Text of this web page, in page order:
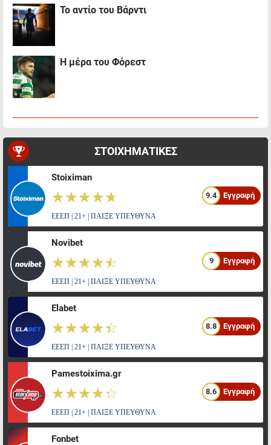
Το αντίο του Βάρντι
Η μέρα του Φόρεστ
ΣΤΟΙΧΗΜΑΤΙΚΕΣ
Stoiximan
☆☆☆☆☆
★★★★★ 9.4 Εγγραφή
ΕΕΕΠ | 21+ | ΠΑΙΞΕ ΥΠΕΥΘΥΝΑ
Novibet
☆☆☆☆☆
★★★★★ 9 Εγγραφή
ΕΕΕΠ | 21+ | ΠΑΙΞΕ ΥΠΕΥΘΥΝΑ
Elabet
☆☆☆☆☆
★★★★★ 8.8 Εγγραφή
ΕΕΕΠ | 21+ | ΠΑΙΞΕ ΥΠΕΥΘΥΝΑ
Pamestoixima.gr
☆☆☆☆☆
★★★★★ 8.6 Εγγραφή
ΕΕΕΠ | 21+ | ΠΑΙΞΕ ΥΠΕΥΘΥΝΑ
Fonbet